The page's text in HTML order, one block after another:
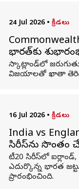
24 Jul 2026 • క్రీడలు
భారత్‌కు
స్కాట్లాండ్‌లో
విజయాలతో ఖాతా
16 Jul 2026 • క్రీడలు
India vs
సిరీస్‌ను సొంతం
టీ20 సిరీస్‌లో
ఎదుర్కొన్న భారత
ప్రారంభించింది.